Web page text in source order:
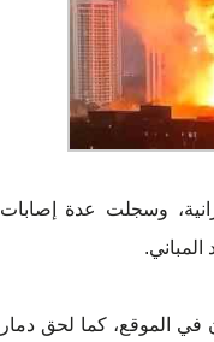
وسجلت عدة إصابات
في الموقع، كما لحق دمار